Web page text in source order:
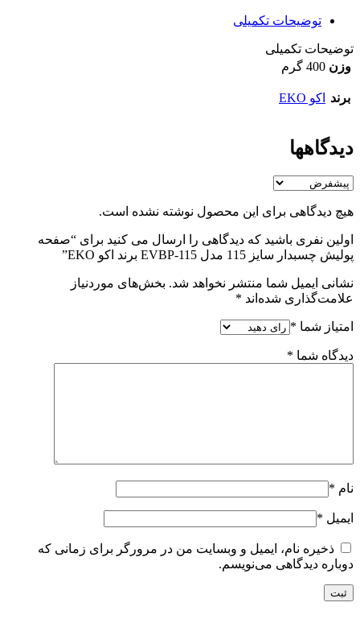
توضیحات تکمیلی
توضیحات تکمیلی
وزن 400 گرم
برند اکو EKO
دیدگاهها
هیچ دیدگاهی برای این محصول نوشته نشده است.
اولین نفری باشید که دیدگاهی را ارسال می کنید برای “صفحه
پولیش چسبدار سایز 115 مدل EVBP-115 برند اکو EKO”
نشانی ایمیل شما منتشر نخواهد شد. بخش‌های موردنیاز
علامت‌گذاری شده‌اند *
امتیاز شما *
دیدگاه شما *
نام *
ایمیل *
ذخیره نام، ایمیل و وبسایت من در مرورگر برای زمانی که
دوباره دیدگاهی می‌نویسم.